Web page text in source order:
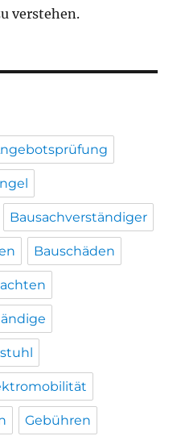
verstehen.
Bausachverständiger
Bauschäden
Gebühren